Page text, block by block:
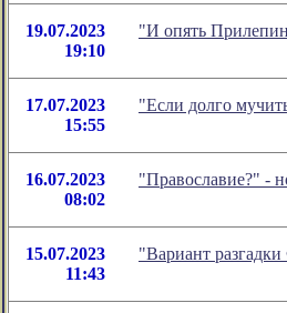
19.07.2023
19:10
"И опять
17.07.2023
15:55
"Если долго
16.07.2023
08:02
"Православие?" -
15.07.2023
11:43
"Вариант